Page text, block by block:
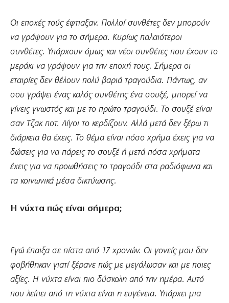
Οι εποχές τούς έφτιαξαν. Πολλοί συνθέτες δεν μπορούν
να γράψουν για το σήμερα. Κυρίως παλαιότεροι
συνθέτες. Υπάρχουν όμως και νέοι συνθέτες που έχουν το
μεράκι να γράψουν για την εποχή τους. Σήμερα οι
εταιρίες δεν θέλουν πολύ βαριά τραγούδια. Πάντως, αν
σου γράψει ένας καλός συνθέτης ένα σουξέ, μπορεί να
γίνεις γνωστός και με το πρώτο τραγούδι. Το σουξέ είναι
σαν Τζακ ποτ. Λίγοι το κερδίζουν. Αλλά μετά δεν ξέρω τι
διάρκεια θα έχεις. Το θέμα είναι πόσο χρήμα έχεις για να
δώσεις για να πάρεις το σουξέ ή μετά πόσα χρήματα
έχεις για να προωθήσεις το τραγούδι στα ραδιόφωνα και
τα κοινωνικά μέσα δικτύωσης.
Η νύχτα πώς είναι σήμερα;
Εγώ έπαιξα σε πίστα από 17 χρονών. Οι γονείς μου δεν
φοβήθηκαν γιατί ξέρανε πώς με μεγάλωσαν και με ποιες
αξίες. Η νύχτα είναι πιο δύσκολη από την ημέρα. Αυτό
που λείπει από τη νύχτα είναι η ευγένεια. Υπάρχει μια